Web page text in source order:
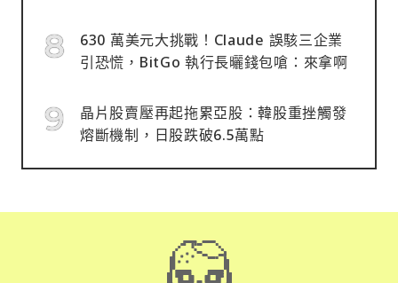
630 萬美元大挑戰！Claude 誤駭三企業
引恐慌，BitGo 執行長曬錢包嗆：來拿啊
晶片股賣壓再起拖累亞股：韓股重挫觸發
熔斷機制，日股跌破6.5萬點